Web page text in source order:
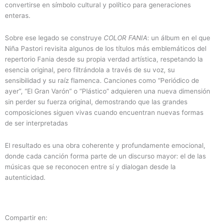
convertirse en símbolo cultural y político para generaciones
enteras.
Sobre ese legado se construye COLOR FANIA: un álbum en el que
Niña Pastori revisita algunos de los títulos más emblemáticos del
repertorio Fania desde su propia verdad artística, respetando la
esencia original, pero filtrándola a través de su voz, su
sensibilidad y su raíz flamenca. Canciones como “Periódico de
ayer”, “El Gran Varón” o “Plástico” adquieren una nueva dimensión
sin perder su fuerza original, demostrando que las grandes
composiciones siguen vivas cuando encuentran nuevas formas
de ser interpretadas
El resultado es una obra coherente y profundamente emocional,
donde cada canción forma parte de un discurso mayor: el de las
músicas que se reconocen entre sí y dialogan desde la
autenticidad.
Compartir en: